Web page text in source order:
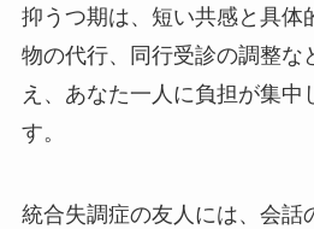
抑うつ期は、短い共感と具体
物の代行、同行受診の調整な
え、あなた一人に負担が集中
す。
統合失調症の友人には、会話